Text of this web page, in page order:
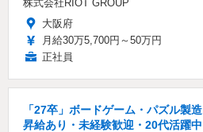
株式会社RIOT GROUP
大阪府
月給30万5,700円～50万円
正社員
「27卒」ボードゲーム・パズル製
昇給あり・未経験歓迎・20代活躍